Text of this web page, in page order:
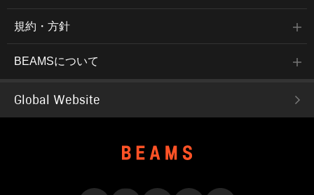
規約・方針
BEAMSについて
Global Website